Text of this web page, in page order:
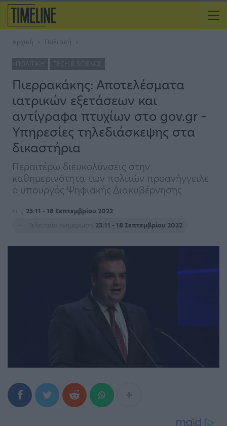
Αρχική Πολιτική
ΠΟΛΙΤΙΚΉ TECH & SCIENCE
Πιερρακάκης: Αποτελέσματα
ιατρικών εξετάσεων και
αντίγραφα πτυχίων στο gov.gr –
Υπηρεσίες τηλεδιάσκεψης στα
δικαστήρια
Περαιτέρω διευκολύνσεις στην
καθημερινότητα των πολιτών προανήγγειλε
ο υπουργός Ψηφιακής Διακυβέρνησης
Στις 23:11 - 18 Σεπτεμβρίου 2022
Τελευταία ενημέρωση
23:11 - 18 Σεπτεμβρίου 2022